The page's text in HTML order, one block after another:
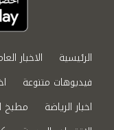
الرئيسية الاخبار
فيديوهات متنوعة
اخبار الرياضة
مطبخ